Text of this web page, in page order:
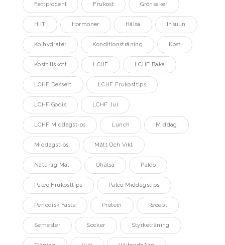
Fettprocent Frukost Grönsaker
HIIT Hormoner Hälsa Insulin
Kolhydrater Konditionsträning Kost
Kosttillskott LCHF LCHF Baka
LCHF Dessert LCHF Frukosttips
LCHF Godis LCHF Jul
LCHF Middagstips Lunch Middag
Middagstips Mått Och Vikt
Naturlig Mat Ohälsa Paleo
Paleo Frukosttips Paleo Middagstips
Periodisk Fasta Protein Recept
Semester Socker Styrketräning